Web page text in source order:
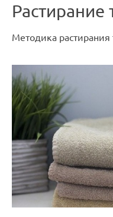
Растирание
Методика